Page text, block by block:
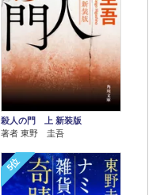
殺人の門 上 新装版
著者 東野 圭吾
5位